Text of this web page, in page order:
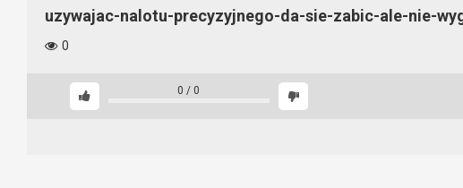
uzywajac-nalotu-precyzyjnego-da-sie-zabic-ale-nie-
0
0 / 0